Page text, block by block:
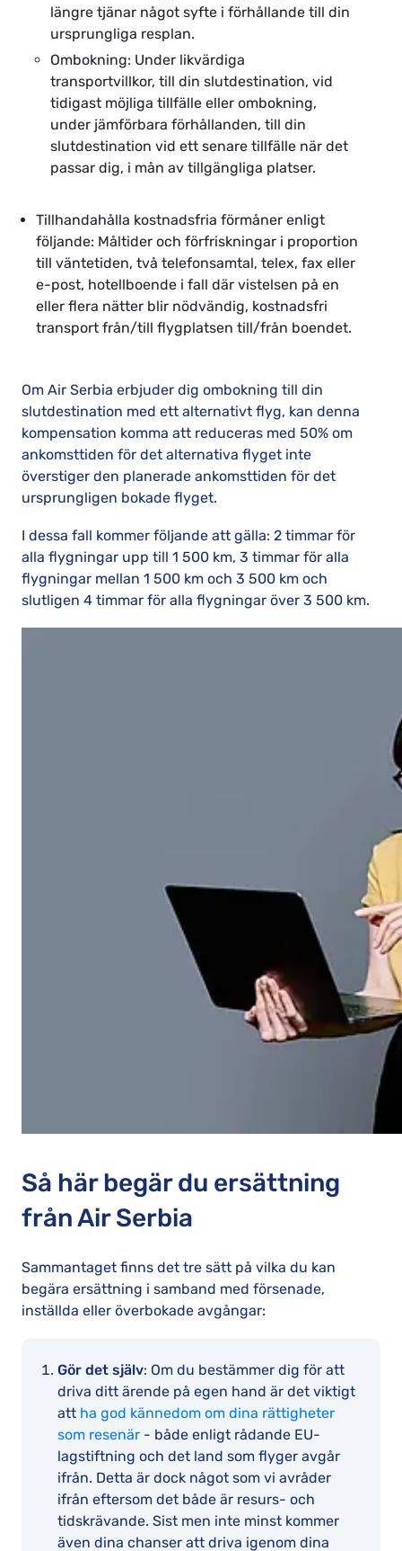
längre tjänar något syfte i förhållande till din
ursprungliga resplan.
Ombokning: Under likvärdiga
transportvillkor, till din slutdestination, vid
tidigast möjliga tillfälle eller ombokning,
under jämförbara förhållanden, till din
slutdestination vid ett senare tillfälle när det
passar dig, i mån av tillgängliga platser.
Tillhandahålla kostnadsfria förmåner enligt
följande: Måltider och förfriskningar i proportion
till väntetiden, två telefonsamtal, telex, fax eller
e-post, hotellboende i fall där vistelsen på en
eller flera nätter blir nödvändig, kostnadsfri
transport från/till flygplatsen till/från boendet.
Om Air Serbia ​​erbjuder dig ombokning till din
slutdestination med ett alternativt flyg, kan denna
kompensation komma att reduceras med 50% om
ankomsttiden för det alternativa flyget inte
överstiger den planerade ankomsttiden för det
ursprungligen bokade flyget.
I dessa fall kommer följande att gälla: 2 timmar för
alla flygningar upp till 1 500 km, 3 timmar för alla
flygningar mellan 1 500 km och 3 500 km och
slutligen 4 timmar för alla flygningar över 3 500 km.
Så här begär du ersättning
från Air Serbia
Sammantaget finns det tre sätt på vilka du kan
begära ersättning i samband med försenade,
inställda eller överbokade avgångar:
Gör det själv: Om du bestämmer dig för att
driva ditt ärende på egen hand är det viktigt
att ha god kännedom om dina rättigheter
som resenär - både enligt rådande EU-
lagstiftning och det land som flyger avgår
ifrån. Detta är dock något som vi avråder
ifrån eftersom det både är resurs- och
tidskrävande. Sist men inte minst kommer
även dina chanser att driva igenom dina